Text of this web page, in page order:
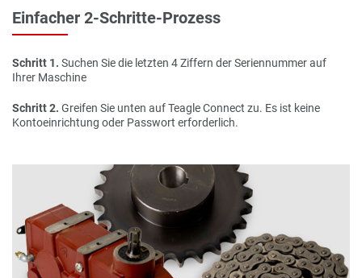
Einfacher 2-Schritte-Prozess
Schritt 1. Suchen Sie die letzten 4 Ziffern der Seriennummer auf
Ihrer Maschine
Schritt 2. Greifen Sie unten auf Teagle Connect zu. Es ist keine
Kontoeinrichtung oder Passwort erforderlich.